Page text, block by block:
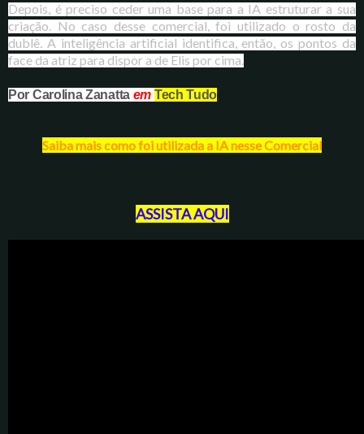
Depois, é preciso ceder uma base para a IA estruturar a sua
criação. No caso desse comercial, foi utilizado o rosto da
dublê. A inteligência artificial identifica, então, os pontos da
face da atriz para dispor a de Elis por cima.
Por Carolina Zanatta em Tech Tudo
Saiba mais como foi utilizada a IA nesse Comercial
ASSISTA AQUI